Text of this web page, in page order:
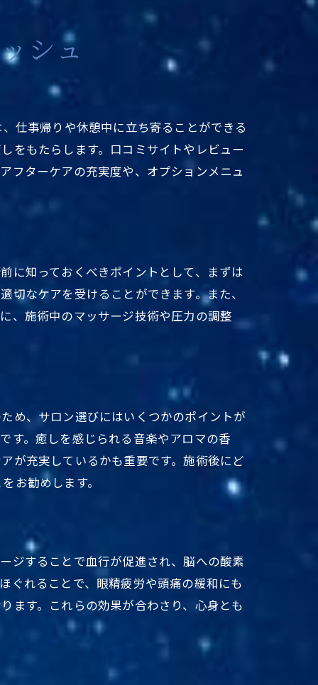
シュ
仕事帰りや休憩中に立ち寄ることができる
をもたらします。口コミサイトやレビュー
フターケアの充実度や、オプションメニュ
に知っておくべきポイントとして、まずは
なケアを受けることができます。また、
、施術中のマッサージ技術や圧力の調整
め、サロン選びにはいくつかのポイントが
す。癒しを感じられる音楽やアロマの香
が充実しているかも重要です。施術後にど
お勧めします。
ジすることで血行が促進され、脳への酸素
ぐれることで、眼精疲労や頭痛の緩和にも
ます。これらの効果が合わさり、心身とも